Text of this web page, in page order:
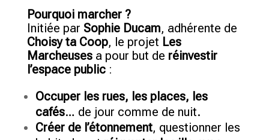
Pourquoi marcher ?
Initiée par Sophie Ducam, adhérente de
Choisy ta Coop, le projet Les
Marcheusesa pour but de réinvestir
l’espace public:
Occuper les rues, les places, les
cafés… de jour comme de nuit.
Créer de l’étonnement, questionner les